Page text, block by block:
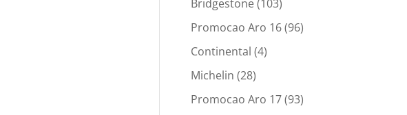
Bridgestone(103)
Promocao Aro 16(96)
Continental (4)
Michelin (28)
Promocao Aro 17(93)